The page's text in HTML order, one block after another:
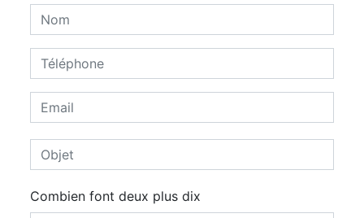
Combien font deux plus dix